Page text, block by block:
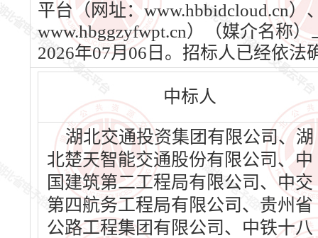
平台（网址：www.hbbidcloud.cn
www.hbggzyfwpt.cn）（媒介名称
2026年07月06日。招标人已经依
中标人
湖北交通投资集团有限公司、湖
北楚天智能交通股份有限公司、中
国建筑第二工程局有限公司、中交
第四航务工程局有限公司、贵州省
公路工程集团有限公司、中铁十八